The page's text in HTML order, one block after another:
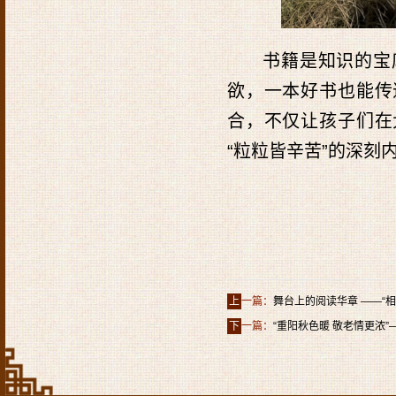
书籍是知识的
欲，一本好书也能
合，不仅让孩子们
“粒粒皆辛苦”的深刻
上一篇： 舞台上的阅读华章 ——“相
下一篇： “重阳秋色暖 敬老情更浓